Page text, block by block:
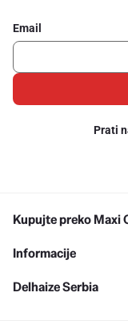
Email
Prati
Kupujte preko Maxi
Informacije
Delhaize Serbia